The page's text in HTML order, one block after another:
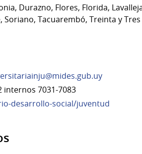
Durazno, Flores, Florida,
Soriano, Tacuarembó, Treinta y Tres
internos 7031-7083
desarrollo-social/juventud